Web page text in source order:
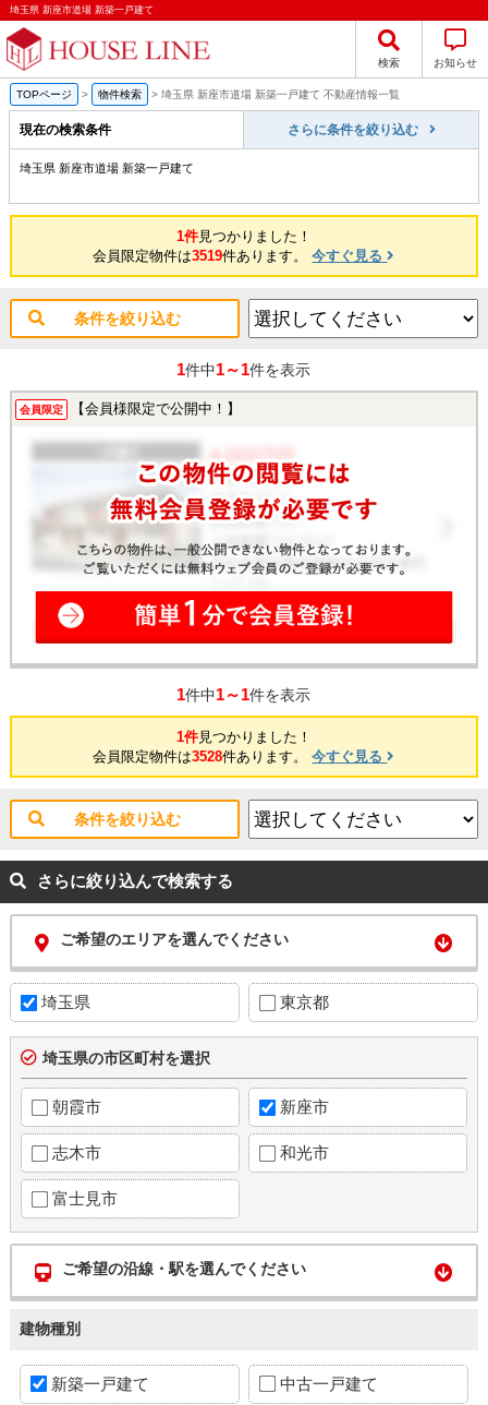
埼玉県 新座市道場 新築一戸建て
検索 お知らせ
TOPページ > 物件検索 > 埼玉県 新座市道場 新築一戸建て 不動産情報一覧
現在の検索条件 さらに条件を絞り込む
埼玉県 新座市道場 新築一戸建て
1件見つかりました！
会員限定物件は3519件あります。今すぐ見る
条件を絞り込む
1件中1～1件を表示
会員限定 【会員様限定で公開中！】
1件中1～1件を表示
1件見つかりました！
会員限定物件は3528件あります。今すぐ見る
条件を絞り込む
さらに絞り込んで検索する
ご希望のエリアを選んでください
埼玉県 東京都
埼玉県の市区町村を選択
朝霞市 新座市
志木市 和光市
富士見市
ご希望の沿線・駅を選んでください
建物種別
新築一戸建て 中古一戸建て